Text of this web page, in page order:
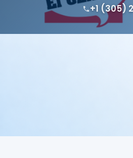
+1 (305)